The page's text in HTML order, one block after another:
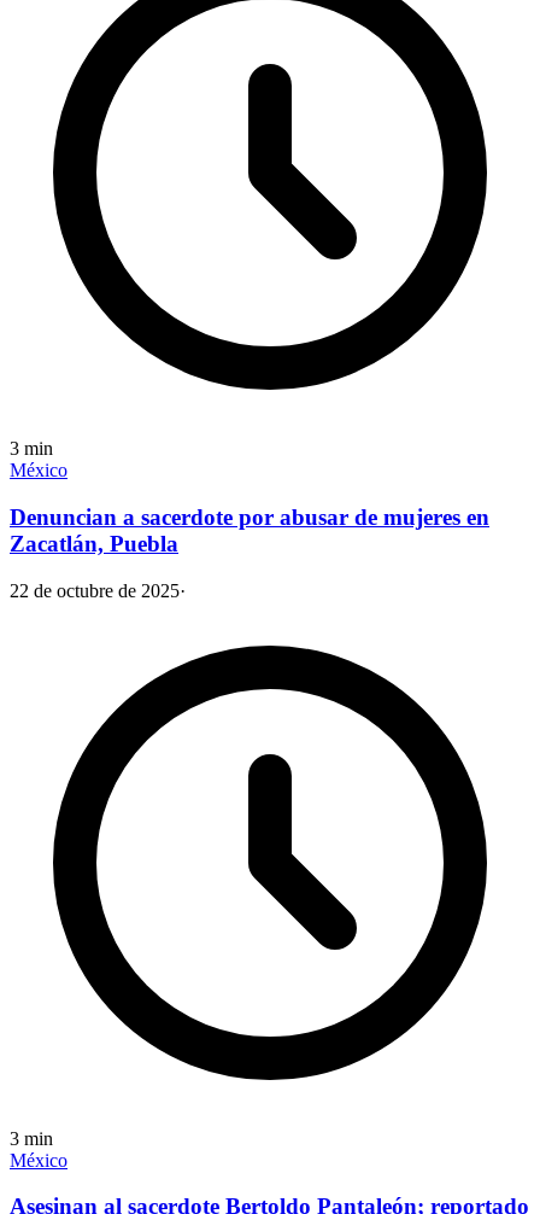
3 min
México
Denuncian a sacerdote por abusar de mujeres en
Zacatlán, Puebla
22 de octubre de 2025·
3 min
México
Asesinan al sacerdote Bertoldo Pantaleón; reportado